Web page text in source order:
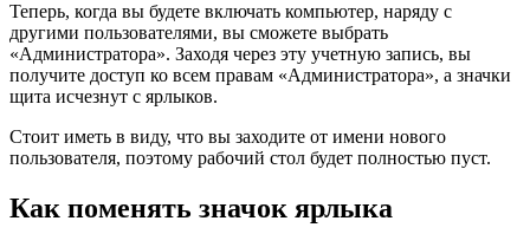
Теперь, когда вы будете включать компьютер, наряду с
другими пользователями, вы сможете выбрать
«Администратора». Заходя через эту учетную запись, вы
получите доступ ко всем правам «Администратора», а значки
щита исчезнут с ярлыков.
Стоит иметь в виду, что вы заходите от имени нового
пользователя, поэтому рабочий стол будет полностью пуст.
Как поменять значок ярлыка